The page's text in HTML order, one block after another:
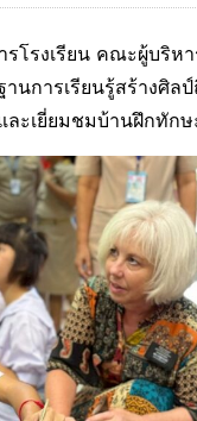
โรงเรียน คณะผู้บริห
นการเรียนรู้สร้างศิล
ละเยี่ยมชมบ้านฝึกทักษ
ยินดีต้อ